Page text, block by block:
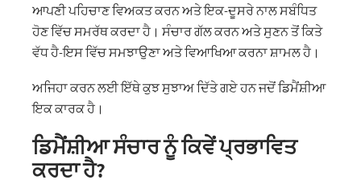
ਆਪਣੀ ਪਹਿਚਾਣ ਵਿਅਕਤ ਕਰਨ ਅਤੇ ਇਕ-ਦੂਸਰੇ ਨਾਲ ਸਬੰਧਿਤ
ਹੋਣ ਵਿੱਚ ਸਮਰੱਥ ਕਰਦਾ ਹੈ। ਸੰਚਾਰ ਗੱਲ ਕਰਨ ਅਤੇ ਸੁਣਨ ਤੋਂ ਕਿਤੇ
ਵੱਧ ਹੈ-ਇਸ ਵਿੱਚ ਸਮਝਾਉਣਾ ਅਤੇ ਵਿਆਖਿਆ ਕਰਨਾ ਸ਼ਾਮਲ ਹੈ।
ਅਜਿਹਾ ਕਰਨ ਲਈ ਇੱਥੇ ਕੁਝ ਸੁਝਾਅ ਦਿੱਤੇ ਗਏ ਹਨ ਜਦੋਂ ਡਿਮੈਂਸ਼ੀਆ
ਇਕ ਕਾਰਕ ਹੈ।
ਡਿਮੈਂਸ਼ੀਆ ਸੰਚਾਰ ਨੂੰ ਕਿਵੇਂ ਪ੍ਰਭਾਵਿਤ
ਕਰਦਾ ਹੈ?